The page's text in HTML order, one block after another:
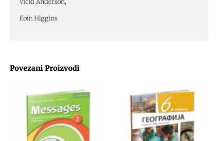
Povezani Proizvodi
Vicki Anderson,
Eoin Higgins